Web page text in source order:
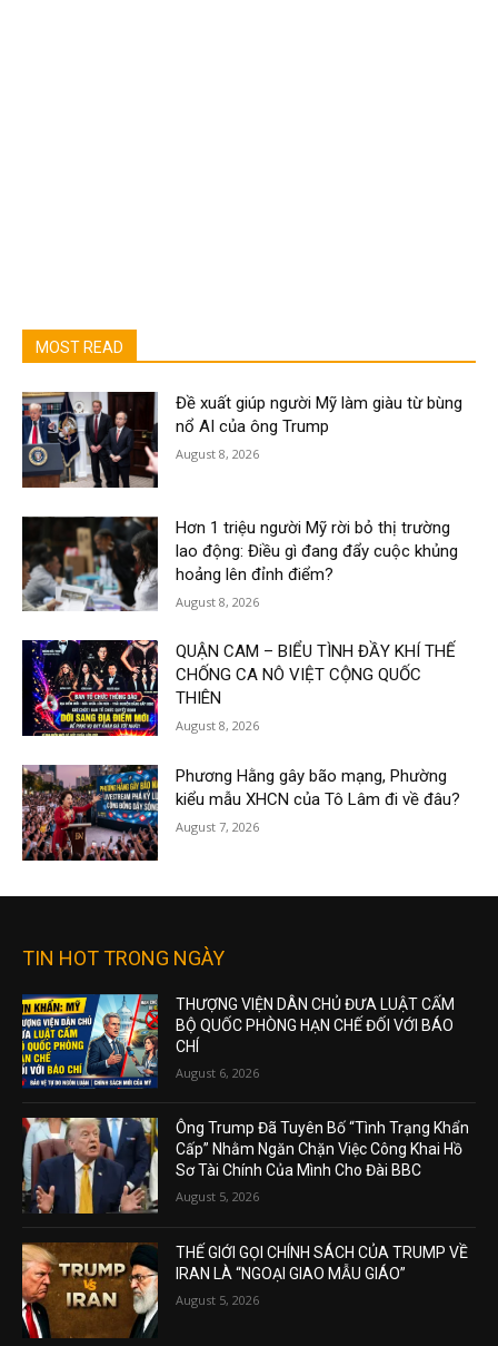
MOST READ
Đề xuất giúp người Mỹ làm giàu từ bùng
nổ AI của ông Trump
August 8, 2026
Hơn 1 triệu người Mỹ rời bỏ thị trường
lao động: Điều gì đang đẩy cuộc khủng
hoảng lên đỉnh điểm?
August 8, 2026
QUẬN CAM – BIỂU TÌNH ĐẦY KHÍ THẾ
CHỐNG CA NÔ VIỆT CỘNG QUỐC
THIÊN
August 8, 2026
Phương Hằng gây bão mạng, Phường
kiểu mẫu XHCN của Tô Lâm đi về đâu?
August 7, 2026
TIN HOT TRONG NGÀY
THƯỢNG VIỆN DÂN CHỦ ĐƯA LUẬT CẤM
BỘ QUỐC PHÒNG HẠN CHẾ ĐỐI VỚI BÁO
CHÍ
August 6, 2026
Ông Trump Đã Tuyên Bố “Tình Trạng Khẩn
Cấp” Nhằm Ngăn Chặn Việc Công Khai Hồ
Sơ Tài Chính Của Mình Cho Đài BBC
August 5, 2026
THẾ GIỚI GỌI CHÍNH SÁCH CỦA TRUMP VỀ
IRAN LÀ “NGOẠI GIAO MẪU GIÁO”
August 5, 2026